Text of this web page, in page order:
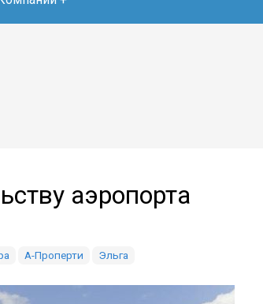
аэропорта
А-Проперти Эльга